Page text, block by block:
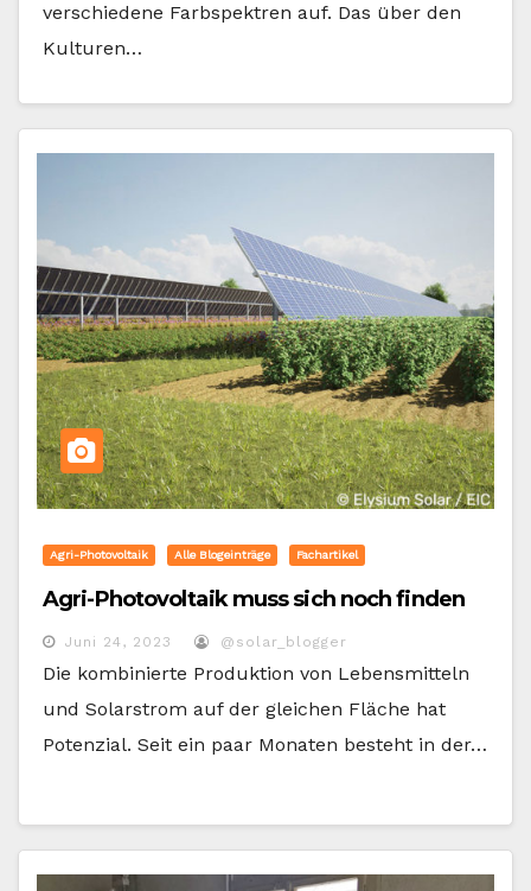
verschiedene Farbspektren auf. Das über den
Kulturen…
Agri-Photovoltaik Alle Blogeinträge Fachartikel
Agri-Photovoltaik muss sich noch finden
Juni 24, 2023 @solar_blogger
Die kombinierte Produktion von Lebensmitteln
und Solarstrom auf der gleichen Fläche hat
Potenzial. Seit ein paar Monaten besteht in der…